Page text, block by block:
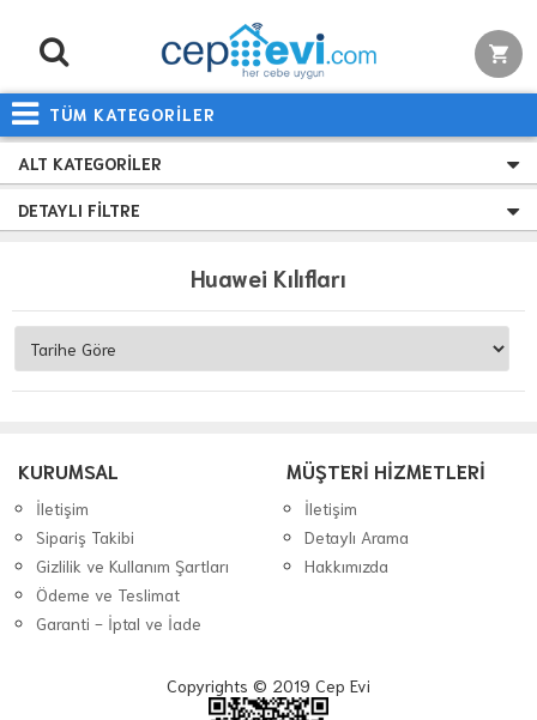
TÜM KATEGORİLER
ALT KATEGORILER
DETAYLI FILTRE
Huawei Kılıfları
KURUMSAL
İletişim
Sipariş Takibi
Gizlilik ve Kullanım Şartları
Ödeme ve Teslimat
Garanti - İptal ve İade
MÜŞTERİ HİZMETLERİ
İletişim
Detaylı Arama
Hakkımızda
Copyrights © 2019 Cep Evi